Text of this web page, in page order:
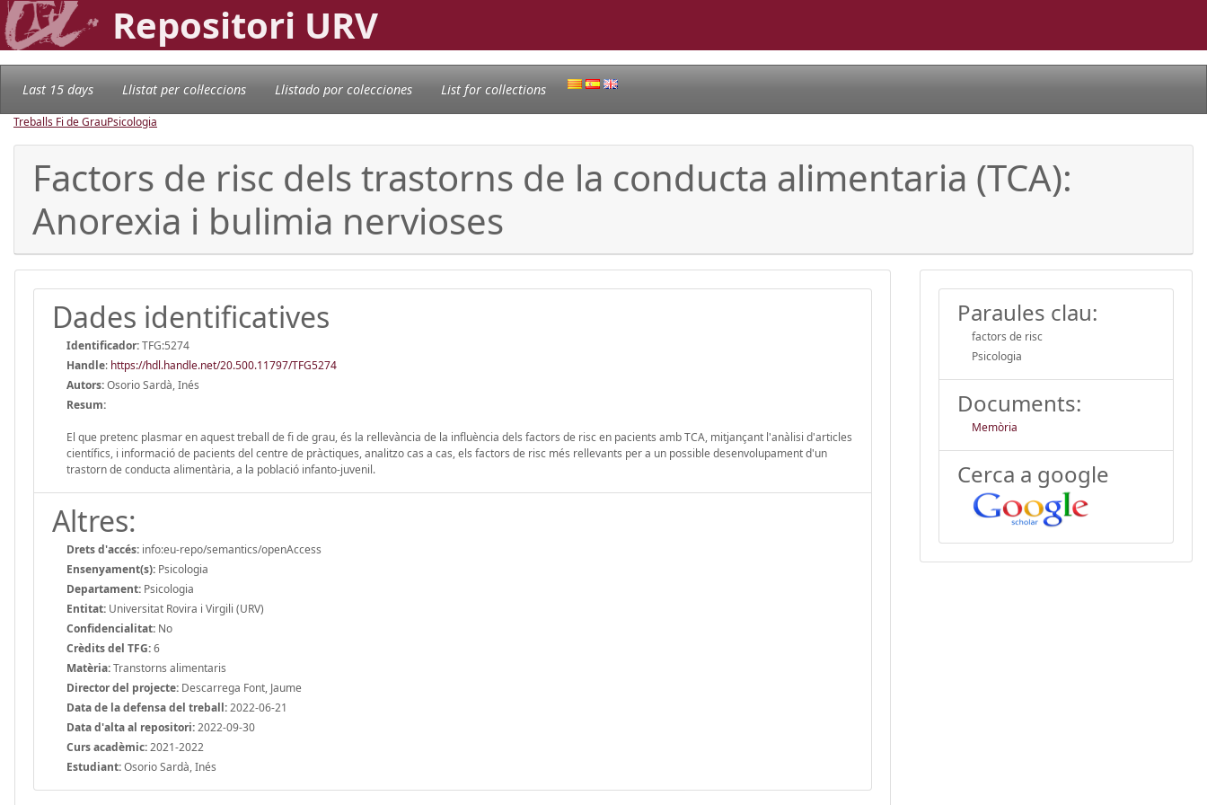
Repositori URV
Last 15 days Llistat per col·leccions Llistado por colecciones List for collections
Treballs Fi de GrauPsicologia
Factors de risc dels trastorns de la conducta alimentaria (TCA):
Anorexia i bulimia nervioses
Dades identificatives
Identificador:TFG:5274
Handle: https://hdl.handle.net/20.500.11797/TFG5274
Autors:Osorio Sardà, Inés
Resum:
El que pretenc plasmar en aquest treball de fi de grau, és la rellevància de la influència dels factors de risc en pacients amb TCA, mitjançant l'anàlisi d'articles
científics, i informació de pacients del centre de pràctiques, analitzo cas a cas, els factors de risc més rellevants per a un possible desenvolupament d'un
trastorn de conducta alimentària, a la població infanto-juvenil.
Altres:
Drets d'accés: info:eu-repo/semantics/openAccess
Ensenyament(s): Psicologia
Departament: Psicologia
Entitat: Universitat Rovira i Virgili (URV)
Confidencialitat: No
Crèdits del TFG:6
Matèria:Transtorns alimentaris
Director del projecte: Descarrega Font, Jaume
Data de la defensa del treball:2022-06-21
Data d'alta al repositori:2022-09-30
Curs acadèmic:2021-2022
Estudiant:Osorio Sardà, Inés
Paraules clau:
factors de risc
Psicologia
Documents:
Memòria
Cerca a google